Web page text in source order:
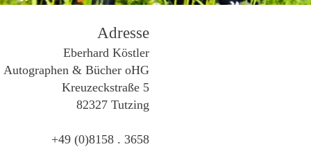
Adresse
Eberhard Köstler
Autographen & Bücher oHG
Kreuzeckstraße 5
82327 Tutzing
+49 (0)8158 . 3658